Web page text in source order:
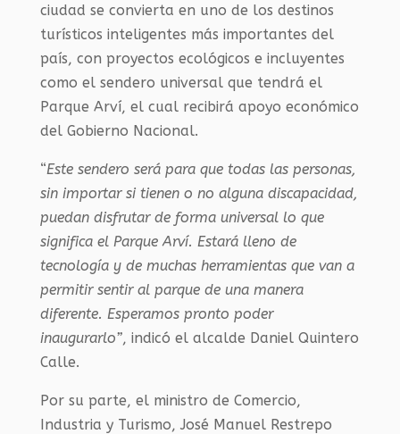
ciudad se convierta en uno de los destinos
turísticos inteligentes más importantes del
país, con proyectos ecológicos e incluyentes
como el sendero universal que tendrá el
Parque Arví, el cual recibirá apoyo económico
del Gobierno Nacional.
“Este sendero será para que todas las personas,
sin importar si tienen o no alguna discapacidad,
puedan disfrutar de forma universal lo que
significa el Parque Arví. Estará lleno de
tecnología y de muchas herramientas que van a
permitir sentir al parque de una manera
diferente. Esperamos pronto poder
inaugurarlo”, indicó el alcalde Daniel Quintero
Calle.
Por su parte, el ministro de Comercio,
Industria y Turismo, José Manuel Restrepo